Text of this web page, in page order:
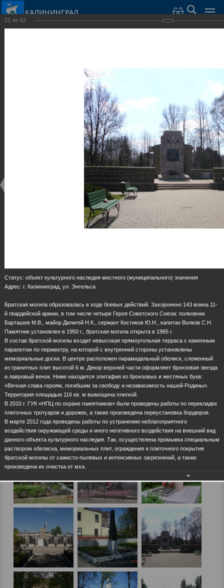
КАЛИНИНГРАД
Достопримечательности
Скульптуры и мемориалы
21 из 62
Статус: объект культурного наследия местного (муниципального) значения
Адрес: г. Калининград, ул. Энгельса
Братская могила образовалась в ходе боевых действий. Захоронено 143 воина 11-
й гвардейской армии, в том числе четыре Героя Советского Союза: полковник
Барташев М.В., майор Дилигей Н.К., сержант Костиков Ю.Н., капитан Волков С.Н.
Памятник установлен в 1950 г., братская могила открыта в 1965 г.
В состав братской могилы входит невысокая прямоугольная терраса с каменным
парапетом по периметру, на которой с внутренней стороны установлены
мемориальные доски. В центре расположен пирамидальный обелиск, сложенный
из гранитных плит высотой 6 м. Декор верхней части оформляет бронзовая звезда
и лавровый венок. Ниже находится эпитафия из бронзовых и жестяных букв:
«Вечная слава героям, погибшим за свободу и независимость нашей Родины».
Территория площадью 116 кв. м вымощена плиткой.
В 2010 г. ГУК «НПЦ по охране памятников» были проведены работы по перекладке
плиточных тротуаров и дорожек, а также произведена переустановка бордюров.
В марте 2012 года проведены работы по устранению неблагоприятного
воздействия окружающей среды и иного негативного воздействия на внешний вид
данного объекта культурного наследия. Так, осуществлена промывка специальным
раствором обелиска, мемориальных плит, ограждения и плиточного покрытия
братской могилы от сажисто-пылевых и интенсивных загрязнений, а также
произведена их очистка от мха.